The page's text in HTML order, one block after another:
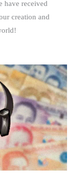
have received
creation and